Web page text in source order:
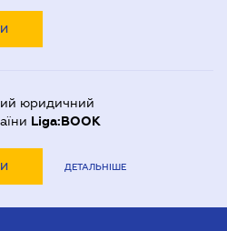
юридичний
Liga:BOOK
ДЕТАЛЬНІШЕ